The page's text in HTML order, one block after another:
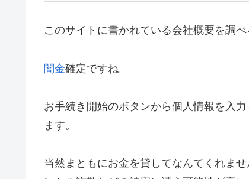
このサイトに書かれている会社概要を調べ
闇金確定ですね。
お手続き開始のボタンから個人情報を入
ます。
当然まともにお金を貸してなんてくれませ